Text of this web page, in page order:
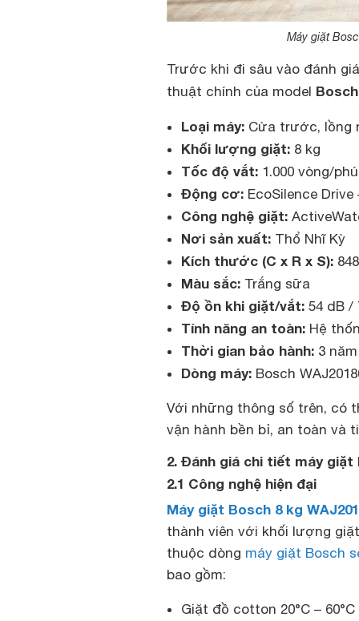
Máy giặt
Trước khi đi sâu vào đánh
thuật chính của model
Loại máy: Cửa trước, lồng
Khối lượng giặt: 8 kg
Tốc độ vắt: 1.000 vòng/
Động cơ: EcoSilence
Công nghệ giặt:
Nơi sản xuất: Thổ Nhĩ Kỳ
Kích thước (C x R x S):
Màu sắc: Trắng sữa
Độ ồn khi giặt/vắt: 54 dB /
Tính năng an toàn: Hệ
Thời gian bảo hành: 3 năm
Dòng máy: Bosch
Với những thông số trên, có
vận hành bền bỉ, an toàn và
2. Đánh giá chi tiết máy giặt
2.1 Công nghệ hiện đại
Máy giặt Bosch 8 kg
thành viên với khối lượng
thuộc dòng máy giặt Bosch
bao gồm:
Giặt đồ cotton 20°C – 60°C